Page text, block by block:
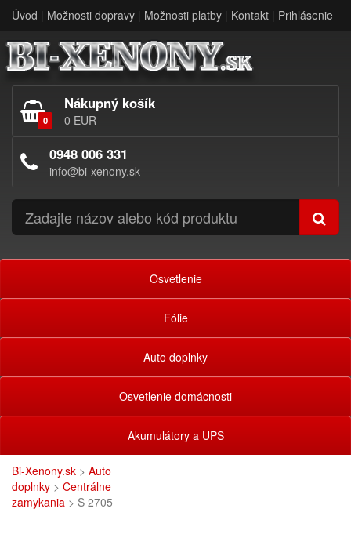
Úvod | Možnosti dopravy | Možnosti platby | Kontakt | Prihlásenie
0
Nákupný košík
0 EUR
0948 006 331
info@bi-xenony.sk
Osvetlenie
Fólie
Auto doplnky
Osvetlenie domácnosti
Akumulátory a UPS
Bi-Xenony.sk > Auto
doplnky > Centrálne
zamykania > S 2705